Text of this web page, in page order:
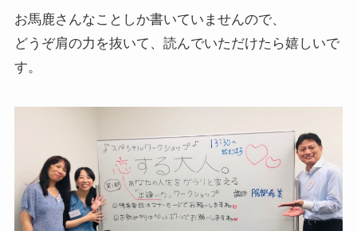
お馬鹿さんなことしか書いていませんので、
どうぞ肩の力を抜いて、読んでいただけたら嬉しいで
す。